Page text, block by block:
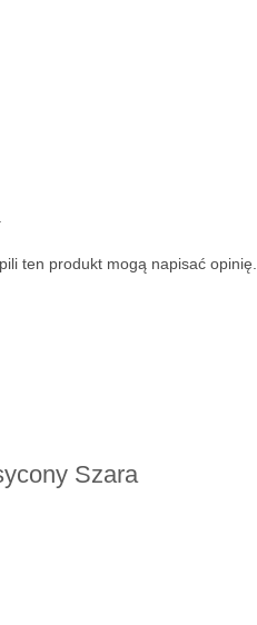
ten produkt mogą napisać opinię.
Szara